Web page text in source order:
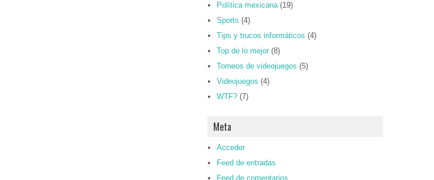
Política mexicana(19)
Sports (4)
Tips y trucos informáticos (4)
Top de lo mejor (8)
Torneos de videojuegos (5)
Videojuegos (4)
WTF? (7)
Meta
Acceder
Feed de entradas
Feed de comentarios